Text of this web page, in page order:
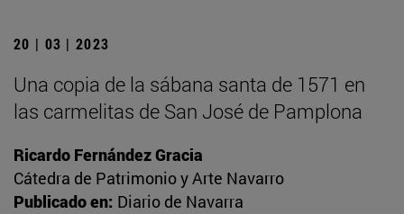
20 | 03 | 2023
Una copia de la sábana santa de 1571 en
las carmelitas de San José de Pamplona
Ricardo Fernández Gracia
Cátedra de Patrimonio y Arte Navarro
Publicado en: Diario de Navarra